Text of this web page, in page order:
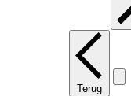
Terug